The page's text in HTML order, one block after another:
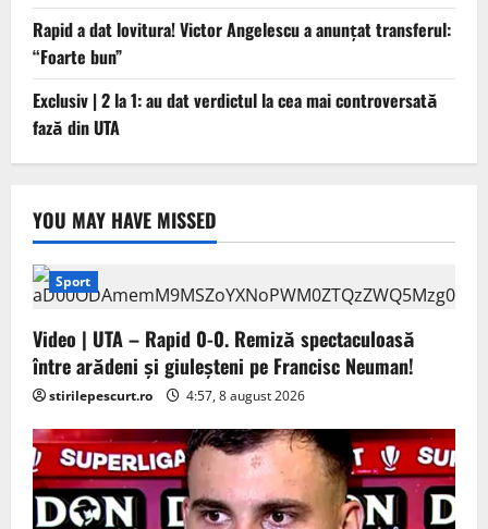
Rapid a dat lovitura! Victor Angelescu a anunțat transferul:
“Foarte bun”
Exclusiv | 2 la 1: au dat verdictul la cea mai controversată
fază din UTA
YOU MAY HAVE MISSED
Sport
Video | UTA – Rapid 0-0. Remiză spectaculoasă
între arădeni și giuleșteni pe Francisc Neuman!
stirilepescurt.ro 4:57, 8 august 2026